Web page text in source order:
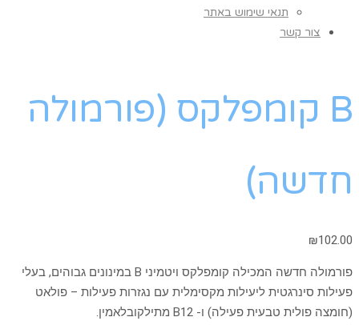
תנאי שימוש באתר
צור קשר
B קומפלקס (פורמולה
חדשה)
₪102.00
פורמולה חדשה המכילה קומפלקס ויטמיני B במינונים גבוהים, בעלי
פעילות סינרגטית ליעילות מקסימלית עם נגזרות פעילות – פולאט
(חומצה פולית טבעית פעילה) ו- B12 מתילקובלאמין.